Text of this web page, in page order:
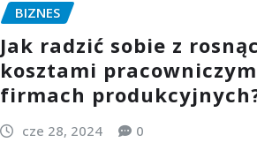
BIZNES
Jak radzić sobie z
kosztami
firmach
cze 28, 2024 0